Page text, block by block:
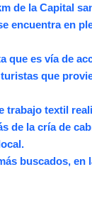
de la Capital
encuentra en
que es vía de
que
trabajo textil
de la cría de
buscados, en